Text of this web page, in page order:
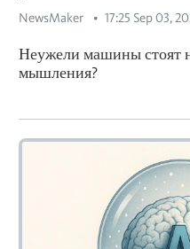
NewsMaker 17:25 Sep 03,
Неужели машины стоят
мышления?